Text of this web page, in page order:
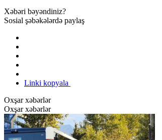
Xəbəri bəyəndiniz?
Sosial şəbəkələrdə paylaş
Linki kopyala
Oxşar xəbərlər
Oxşar xəbərlər